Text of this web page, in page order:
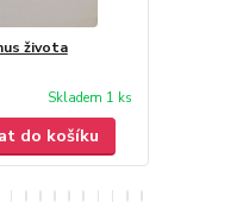
života
Skladem 1 ks
do košíku